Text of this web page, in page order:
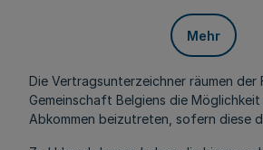
Mehr
Die Vertragsunterzeichner räumen der
Gemeinschaft Belgiens die Möglichkeit
Abkommen beizutreten, sofern diese